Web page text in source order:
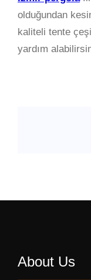
olduğundan
kaliteli tente
yardım
About Us